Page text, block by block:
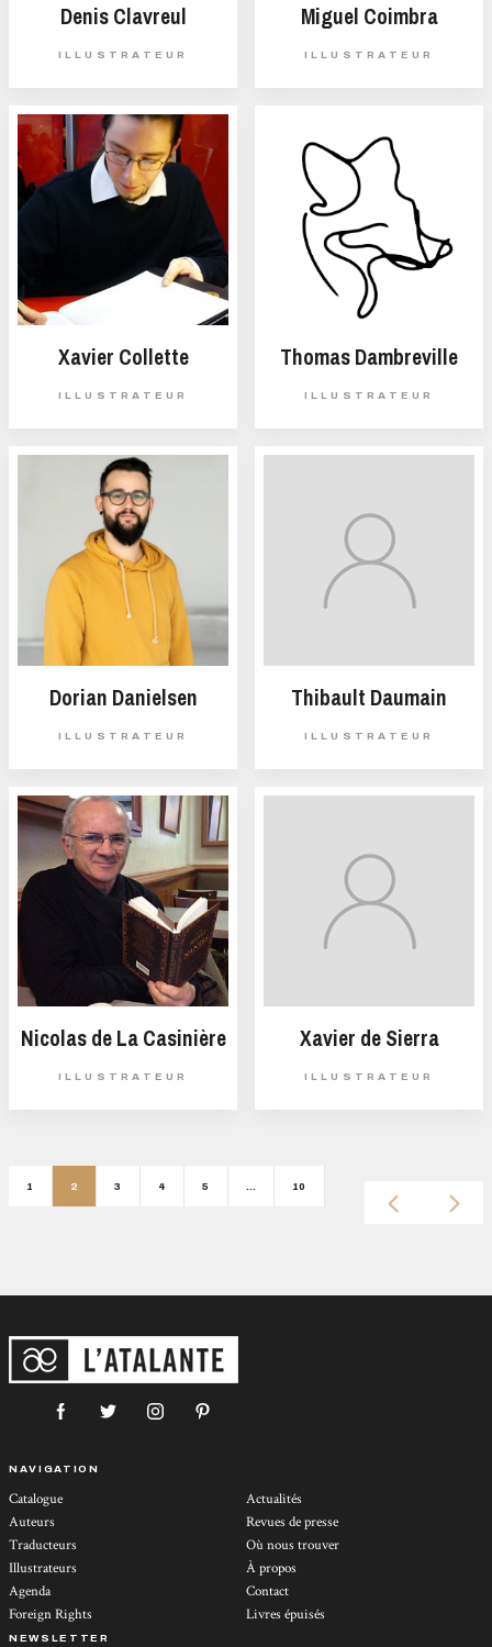
Denis Clavreul
ILLUSTRATEUR
Miguel Coimbra
ILLUSTRATEUR
Xavier Collette
ILLUSTRATEUR
Thomas Dambreville
ILLUSTRATEUR
Dorian Danielsen
ILLUSTRATEUR
Thibault Daumain
ILLUSTRATEUR
Nicolas de La Casinière
ILLUSTRATEUR
Xavier de Sierra
ILLUSTRATEUR
1 2 3 4 5 10
NAVIGATION
Catalogue
Auteurs
Traducteurs
Illustrateurs
Agenda
Foreign Rights
Actualités
Revues de presse
Où nous trouver
À propos
Contact
Livres épuisés
NEWSLETTER